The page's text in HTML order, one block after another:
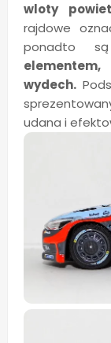
wloty
rajdowe
ponadto
wydech.
udana i